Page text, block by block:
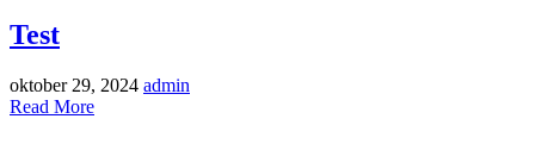
Test
oktober 29, 2024 on
admin
Read More